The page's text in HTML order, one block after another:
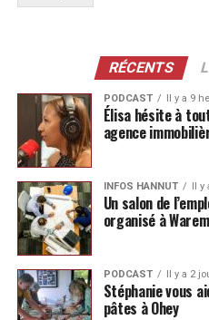
RÉCENTS
PODCAST Il y a 9
Élisa hésite à
agence
INFOS HANNUT Il y
Un salon de
organisé à
PODCAST Il y a 2
Stéphanie vous
pâtes à Ohey